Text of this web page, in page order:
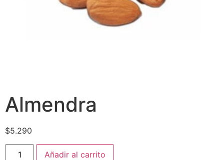
Almendra
$5.290
Añadir al carrito